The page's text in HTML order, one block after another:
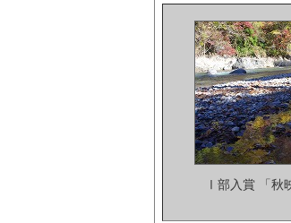
Ⅰ部入賞 「秋